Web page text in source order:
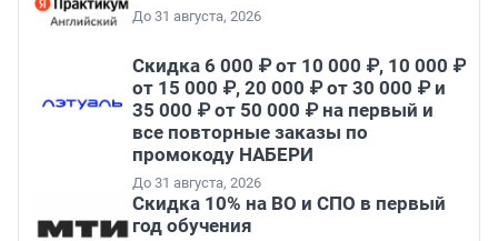
До 31 августа, 2026
Скидка 6 000 ₽ от 10 000 ₽, 10 000 ₽
от 15 000 ₽, 20 000 ₽ от 30 000 ₽ и
35 000 ₽ от 50 000 ₽ на первый и
все повторные заказы по
промокоду НАБЕРИ
До 31 августа, 2026
Скидка 10% на ВО и СПО в первый
год обучения